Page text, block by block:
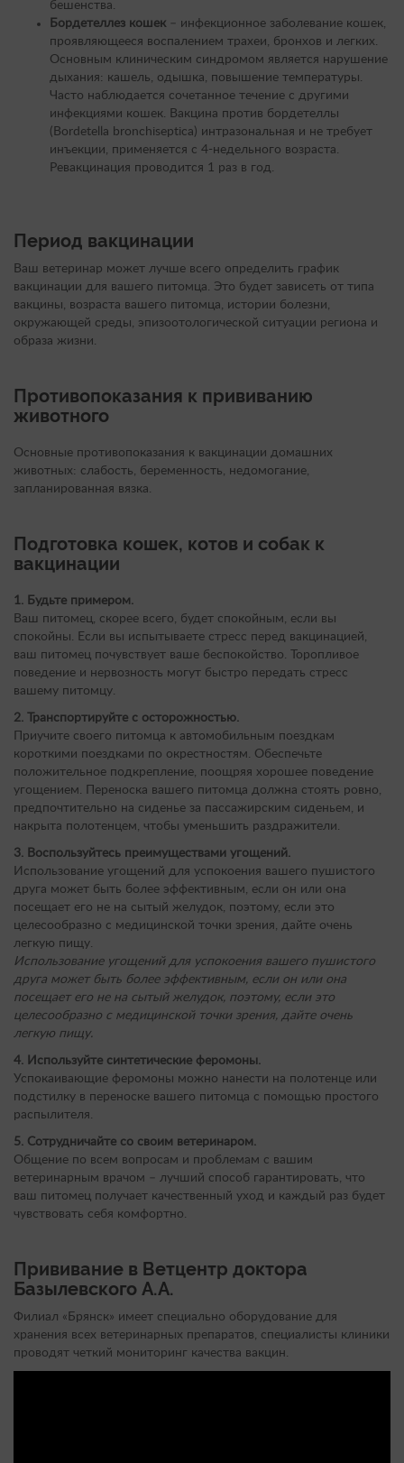
бешенства.
Бордетеллез кошек – инфекционное заболевание кошек,
проявляющееся воспалением трахеи, бронхов и легких.
Основным клиническим синдромом является нарушение
дыхания: кашель, одышка, повышение температуры.
Часто наблюдается сочетанное течение с другими
инфекциями кошек. Вакцина против бордетеллы
(Bordetella bronchiseptica) интразональная и не требует
инъекции, применяется с 4-недельного возраста.
Ревакцинация проводится 1 раз в год.
Период вакцинации
Ваш ветеринар может лучше всего определить график
вакцинации для вашего питомца. Это будет зависеть от типа
вакцины, возраста вашего питомца, истории болезни,
окружающей среды, эпизоотологической ситуации региона и
образа жизни.
Противопоказания к прививанию
животного
Основные противопоказания к вакцинации домашних
животных: слабость, беременность, недомогание,
запланированная вязка.
Подготовка кошек, котов и собак к
вакцинации
1. Будьте примером.
Ваш питомец, скорее всего, будет спокойным, если вы
спокойны. Если вы испытываете стресс перед вакцинацией,
ваш питомец почувствует ваше беспокойство. Торопливое
поведение и нервозность могут быстро передать стресс
вашему питомцу.
2. Транспортируйте с осторожностью.
Приучите своего питомца к автомобильным поездкам
короткими поездками по окрестностям. Обеспечьте
положительное подкрепление, поощряя хорошее поведение
угощением. Переноска вашего питомца должна стоять ровно,
предпочтительно на сиденье за пассажирским сиденьем, и
накрыта полотенцем, чтобы уменьшить раздражители.
3. Воспользуйтесь преимуществами угощений.
Использование угощений для успокоения вашего пушистого
друга может быть более эффективным, если он или она
посещает его не на сытый желудок, поэтому, если это
целесообразно с медицинской точки зрения, дайте очень
легкую пищу.
Использование угощений для успокоения вашего пушистого
друга может быть более эффективным, если он или она
посещает его не на сытый желудок, поэтому, если это
целесообразно с медицинской точки зрения, дайте очень
легкую пищу.
4. Используйте синтетические феромоны.
Успокаивающие феромоны можно нанести на полотенце или
подстилку в переноске вашего питомца с помощью простого
распылителя.
5. Сотрудничайте со своим ветеринаром.
Общение по всем вопросам и проблемам с вашим
ветеринарным врачом – лучший способ гарантировать, что
ваш питомец получает качественный уход и каждый раз будет
чувствовать себя комфортно.
Прививание в Ветцентр доктора
Базылевского А.А.
Филиал «Брянск» имеет специально оборудование для
хранения всех ветеринарных препаратов, специалисты клиники
проводят четкий мониторинг качества вакцин.